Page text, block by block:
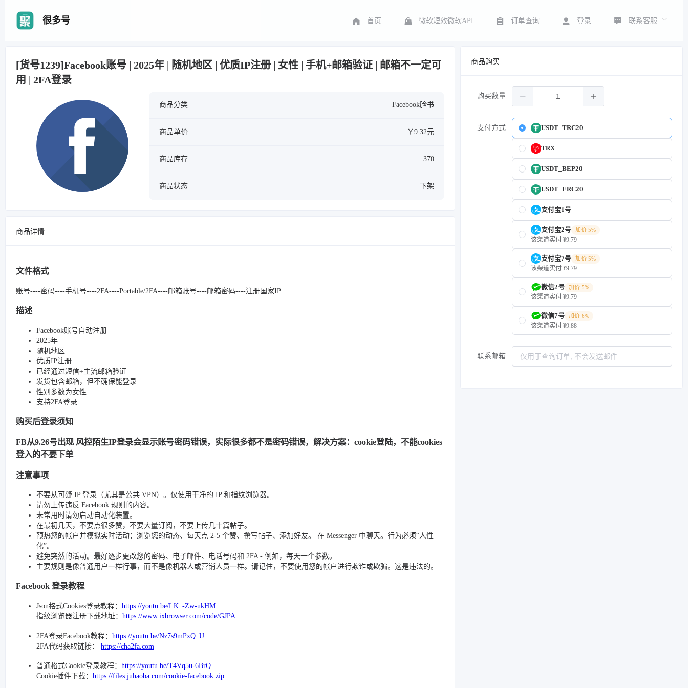
很多号 首页 微软短效微软API 订单查询 登录 联系客服
[货号1239]Facebook账号 | 2025年 | 随机地区 | 优质IP注册 | 女性 | 手机+邮箱验证 | 邮箱不一定可
用 | 2FA登录
商品分类 Facebook脸书
商品单价 ￥9.32元
商品库存 370
商品状态 下架
商品详情
文件格式
账号----密码----手机号----2FA----Portable/2FA----邮箱账号----邮箱密码----注册国家IP
描述
Facebook账号自动注册
2025年
随机地区
优质IP注册
已经通过短信+主流邮箱验证
发货包含邮箱，但不确保能登录
性别多数为女性
支持2FA登录
购买后登录须知
FB从9.26号出现 风控陌生IP登录会显示账号密码错误，实际很多都不是密码错误，解决方案：cookie登陆，不能cookies
登入的不要下单
注意事项
不要从可疑 IP 登录（尤其是公共 VPN）。仅使用干净的 IP 和指纹浏览器。
请勿上传违反 Facebook 规则的内容。
未常用时请勿启动自动化装置。
在最初几天，不要点很多赞，不要大量订阅，不要上传几十篇帖子。
预热您的帐户并模拟实时活动：浏览您的动态、每天点 2-5 个赞、撰写帖子、添加好友。 在 Messenger 中聊天。行为必须“人性
化”。
避免突然的活动。最好逐步更改您的密码、电子邮件、电话号码和 2FA - 例如，每天一个参数。
主要规则是像普通用户一样行事，而不是像机器人或营销人员一样。请记住，不要使用您的帐户进行欺诈或欺骗。这是违法的。
Facebook 登录教程
Json格式Cookies登录教程： https://youtu.be/LK_-Zw-ukHM
指纹浏览器注册下载地址： https://www.ixbrowser.com/code/GJPA
2FA登录Facebook教程： https://youtu.be/Nz7s9mPxQ_U
2FA代码获取链接： https://cha2fa.com
普通格式Cookie登录教程： https://youtu.be/T4Vq5u-6BrQ
Cookie插件下载： https://files.juhaoba.com/cookie-facebook.zip
商品购买
购买数量
支付方式 USDT_TRC20
TRX
USDT_BEP20
USDT_ERC20
支付宝1号
支付宝2号 加价 5%
该渠道实付 ¥9.79
支付宝7号 加价 5%
该渠道实付 ¥9.79
微信2号 加价 5%
该渠道实付 ¥9.79
微信7号 加价 6%
该渠道实付 ¥9.88
联系邮箱